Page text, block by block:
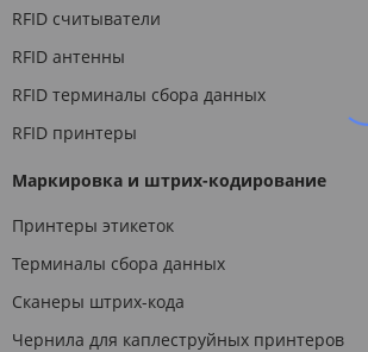
RFID считыватели
RFID антенны
RFID терминалы сбора данных
RFID принтеры
Маркировка и штрих-кодирование
Принтеры этикеток
Терминалы сбора данных
Сканеры штрих-кода
Чернила для каплеструйных принтеров